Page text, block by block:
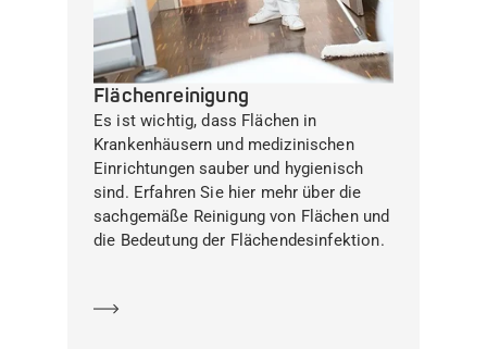
Flächenreinigung
Es ist wichtig, dass Flächen in
Krankenhäusern und medizinischen
Einrichtungen sauber und hygienisch
sind. Erfahren Sie hier mehr über die
sachgemäße Reinigung von Flächen und
die Bedeutung der Flächendesinfektion.